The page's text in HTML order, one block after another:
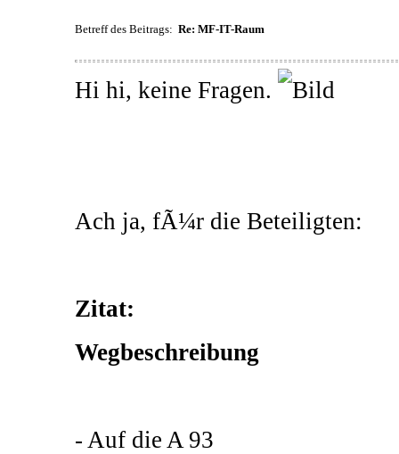
Betreff des Beitrags: Re: MF-IT-Raum
Hi hi, keine Fragen.
Ach ja, fÃ¼r die Beteiligten:
Zitat:
Wegbeschreibung
- Auf die A 93